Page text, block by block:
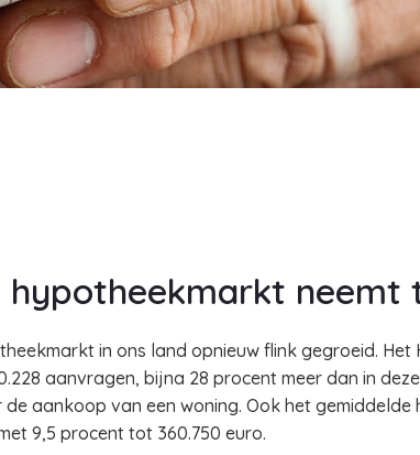
hypotheekmarkt neemt
in ons land opnieuw flink gegroeid.
aanvragen, bijna 28 procent meer dan in
de aankoop van een woning. Ook het
9,5 procent tot 360.750 euro.